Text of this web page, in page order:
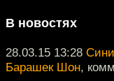
В новостях
28.03.15 13:28
Барашек Шон,